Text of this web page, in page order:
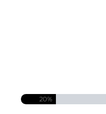
20%